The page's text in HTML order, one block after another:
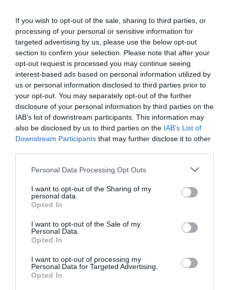
If you wish to opt-out of the sale, sharing to third parties, or
processing of your personal or sensitive information for
targeted advertising by us, please use the below opt-out
section to confirm your selection. Please note that after your
opt-out request is processed you may continue seeing
interest-based ads based on personal information utilized by
us or personal information disclosed to third parties prior to
your opt-out. You may separately opt-out of the further
disclosure of your personal information by third parties on the
IAB’s list of downstream participants. This information may
also be disclosed by us to third parties on the IAB’s List of
Downstream Participants that may further disclose it to other
Personal Data Processing Opt Outs
I want to opt-out of the Sharing of my
personal data.
Opted In
I want to opt-out of the Sale of my
Personal Data.
Opted In
I want to opt-out of processing my
Personal Data for Targeted Advertising.
Opted In
recurrente: hasta dónde alcanza una pena de inhabilitación y qué
ocurre cuando se pretende ampliarla más allá de lo que dice la...
La sentencia del fiscal general genera
colisiones constitucionales
AGUSTÍN MILLÁN16/12/2025
Parece que ha pasado una vida pero sólo han sido
unos pocos días desde la sentencia del Supremo que
condenó al fiscal general del Estado. El análisis de la
misma, desde un punto de vista periodístico,
demuestra que más allá de la dimensión estrictamente
penal del fallo, la resolución plantea...